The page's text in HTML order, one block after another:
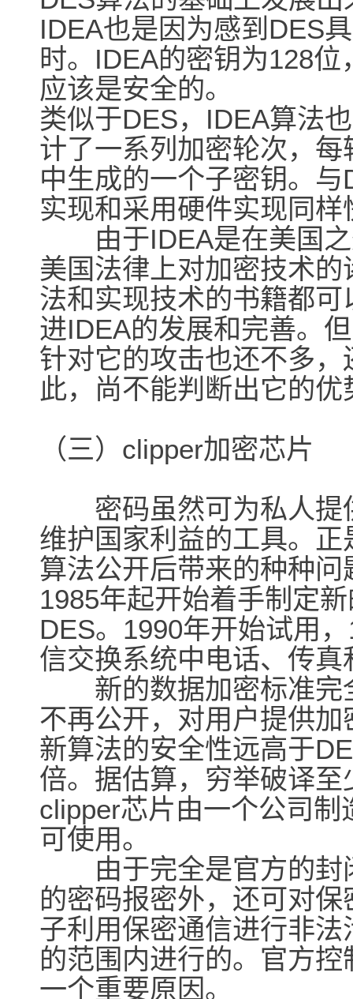
IDEA也是因为感到DES
时。IDEA的密钥为128
应该是安全的。
类似于DES，IDEA算法
计了一系列加密轮次，
中生成的一个子密钥。
实现和采用硬件实现同样
由于IDEA是在美国之
美国法律上对加密技术
法和实现技术的书籍都
进IDEA的发展和完善。
针对它的攻击也还不多
此，尚不能判断出它的优
（三）clipper加密芯片
密码虽然可为私人提
维护国家利益的工具。
算法公开后带来的种种
1985年起开始着手制定
DES。1990年开始试用
信交换系统中电话、传
新的数据加密标准完
不再公开，对用户提供
新算法的安全性远高于
倍。据估算，穷举破译
clipper芯片由一个公司
可使用。
由于完全是官方的封
的密码报密外，还可对
子利用保密通信进行非
的范围内进行的。官方
一个重要原因。